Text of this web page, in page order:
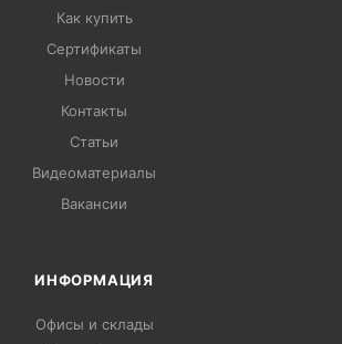
Как купить
Сертификаты
Новости
Контакты
Статьи
Видеоматериалы
Вакансии
ИНФОРМАЦИЯ
Офисы и склады